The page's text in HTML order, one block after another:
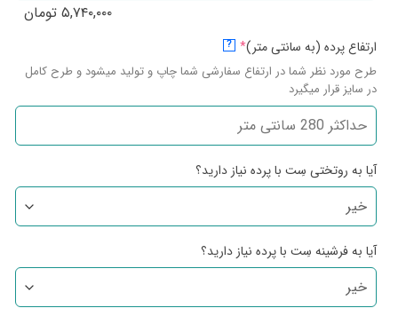
۵,۷۴۰,۰۰۰ تومان
ارتفاع پرده (به سانتی متر)*
?
طرح مورد نظر شما در ارتفاع سفارشی شما چاپ و تولید میشود و طرح کامل
در سایز قرار میگیرد
آیا به روتختی سِت با پرده نیاز دارید؟
آیا به فرشینه سِت با پرده نیاز دارید؟